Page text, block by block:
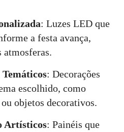
: Luzes LED que
a festa avança,
atmosferas.
: Decorações
escolhido, como
objetos decorativos.
Artísticos: Painéis que